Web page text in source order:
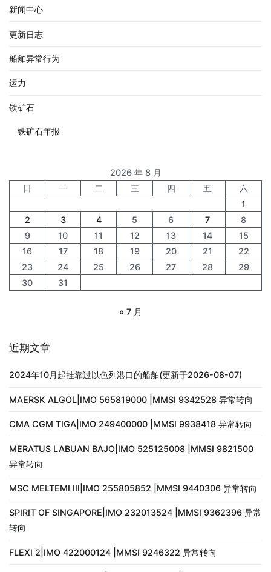
新闻中心
更新日志
船舶异常行为
运力
铁矿石
铁矿石年报
2026 年 8 月
日
一 二 三 四 五
六
1
2
3 4 5 6 7
8
9
10 11 12 13 14
15
16
17 18 19 20 21
22
23
24 25 26 27 28
29
30
31
« 7 月
近期文章
2024年10月起挂靠过以色列港口的船舶(更新于2026-08-07)
MAERSK ALGOL|IMO 565819000 |MMSI 9342528 异常转向
CMA CGM TIGA|IMO 249400000 |MMSI 9938418 异常转向
MERATUS LABUAN BAJO|IMO 525125008 |MMSI 9821500
异常转向
MSC MELTEMI III|IMO 255805852 |MMSI 9440306 异常转向
SPIRIT OF SINGAPORE|IMO 232013524 |MMSI 9362396 异常
转向
FLEXI 2|IMO 422000124 |MMSI 9246322 异常转向